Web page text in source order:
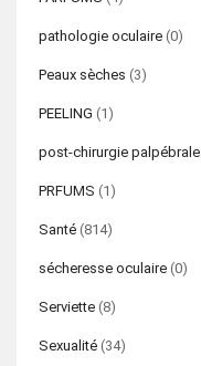
pathologie oculaire (0)
Peaux sèches (3)
PEELING (1)
post-chirurgie palpébrale
PRFUMS (1)
Santé (814)
sécheresse oculaire (0)
Serviette (8)
Sexualité (34)